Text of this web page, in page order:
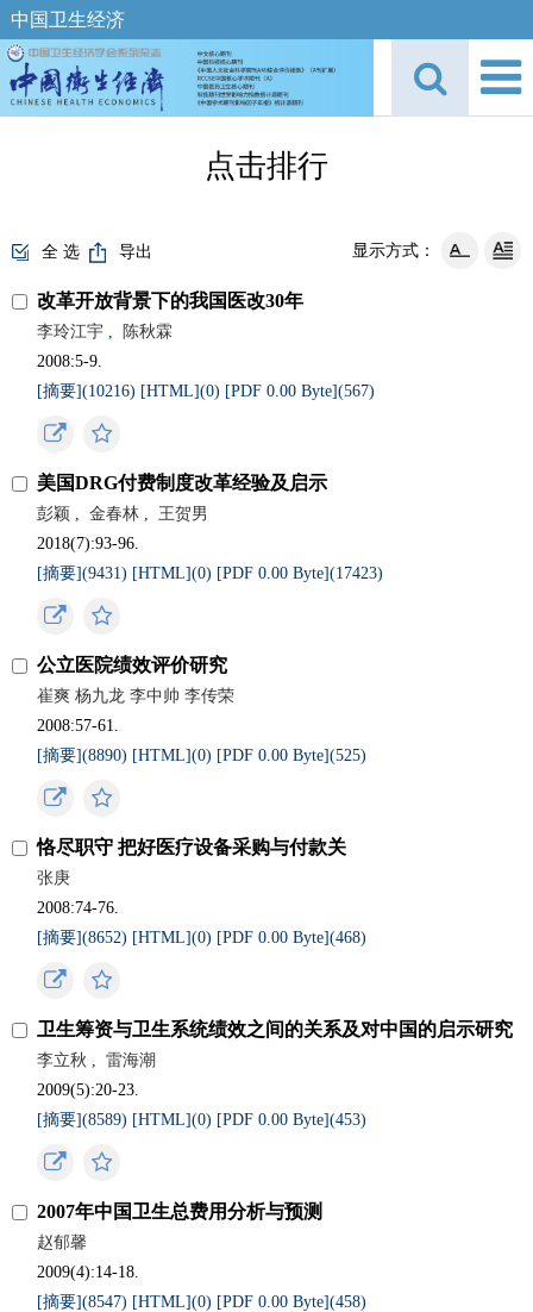
中国卫生经济
点击排行
全 选 导出 显示方式：
改革开放背景下的我国医改30年
李玲江宇 ,
陈秋霖
2008:5-9.
[摘要](10216) [HTML](0) [PDF 0.00 Byte](567)
美国DRG付费制度改革经验及启示
彭颖 , 金春林 ,
王贺男
2018(7):93-96.
[摘要](9431) [HTML](0) [PDF 0.00 Byte](17423)
公立医院绩效评价研究
崔爽 杨九龙 李中帅 李传荣
2008:57-61.
[摘要](8890) [HTML](0) [PDF 0.00 Byte](525)
恪尽职守 把好医疗设备采购与付款关
张庚
2008:74-76.
[摘要](8652) [HTML](0) [PDF 0.00 Byte](468)
卫生筹资与卫生系统绩效之间的关系及对中国的启示研究
李立秋 ,
雷海潮
2009(5):20-23.
[摘要](8589) [HTML](0) [PDF 0.00 Byte](453)
2007年中国卫生总费用分析与预测
赵郁馨
2009(4):14-18.
[摘要](8547) [HTML](0) [PDF 0.00 Byte](458)